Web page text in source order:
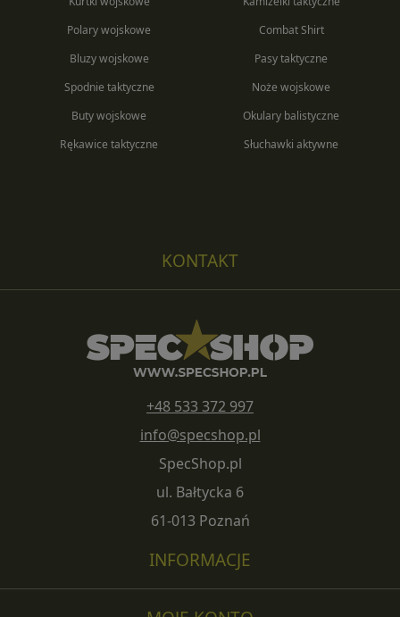
Polary wojskowe
Bluzy wojskowe
Combat Shirt
Pasy taktyczne
Spodnie taktyczne
Buty wojskowe
Rękawice taktyczne
Noże wojskowe
Okulary balistyczne
Słuchawki aktywne
KONTAKT
+48 533 372 997
info@specshop.pl
SpecShop.pl
ul. Bałtycka 6
61-013 Poznań
INFORMACJE